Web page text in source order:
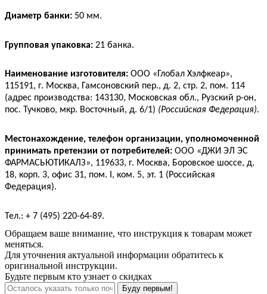
Диаметр банки: 50 мм.
Групповая упаковка: 21 банка.
Наименование изготовителя: ООО «Глобал Хэлфкеар»,
115191, г. Москва, Гамсоновский пер., д. 2, стр. 2, пом. 114
(адрес производства: 143130, Московская обл., Рузский р-он,
пос. Тучково, мкр. Восточный, д. 6/1) (Российская Федерация).
Местонахождение, телефон организации, уполномоченной
принимать претензии от потребителей: ООО «ДЖИ ЭЛ ЭС
ФАРМАСЬЮТИКАЛЗ», 119633, г. Москва, Боровское шоссе, д.
18, корп. 3, офис 31, пом. I, ком. 5, эт. 1 (Российская
Федерация).
Тел.: + 7 (495) 220-64-89.
Обращаем ваше внимание, что инструкция к товарам может
меняться.
Для уточнения актуальной информации обратитесь к
оригинальной инструкции.
Будьте первым кто узнает о скидках
Буду первым!